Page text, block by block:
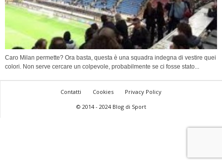
Caro Milan permette? Ora basta, questa è una squadra indegna di vestire quei
colori. Non serve cercare un colpevole, probabilmente se ci fosse stato...
Contatti Cookies
Privacy Policy
© 2014 - 2024 Blog di Sport